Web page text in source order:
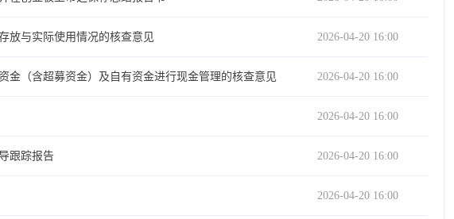
放与实际使用情况的核查意见 2026-04-20 16:00
金（含超募资金）及自有资金进行现金管理的核查意见 2026-04-20 16:00
2026-04-20 16:00
跟踪报告 2026-04-20 16:00
2026-04-20 16:00